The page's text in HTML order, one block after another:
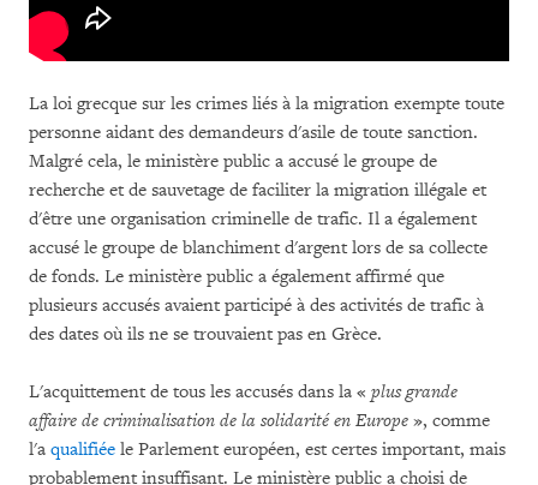
La loi grecque sur les crimes liés à la migration exempte toute
personne aidant des demandeurs d'asile de toute sanction.
Malgré cela, le ministère public a accusé le groupe de
recherche et de sauvetage de faciliter la migration illégale et
d'être une organisation criminelle de trafic. Il a également
accusé le groupe de blanchiment d'argent lors de sa collecte
de fonds. Le ministère public a également affirmé que
plusieurs accusés avaient participé à des activités de trafic à
des dates où ils ne se trouvaient pas en Grèce.
L'acquittement de tous les accusés dans la « plus grande
affaire de criminalisation de la solidarité en Europe », comme
l'a qualifiée le Parlement européen, est certes important, mais
probablement insuffisant. Le ministère public a choisi de